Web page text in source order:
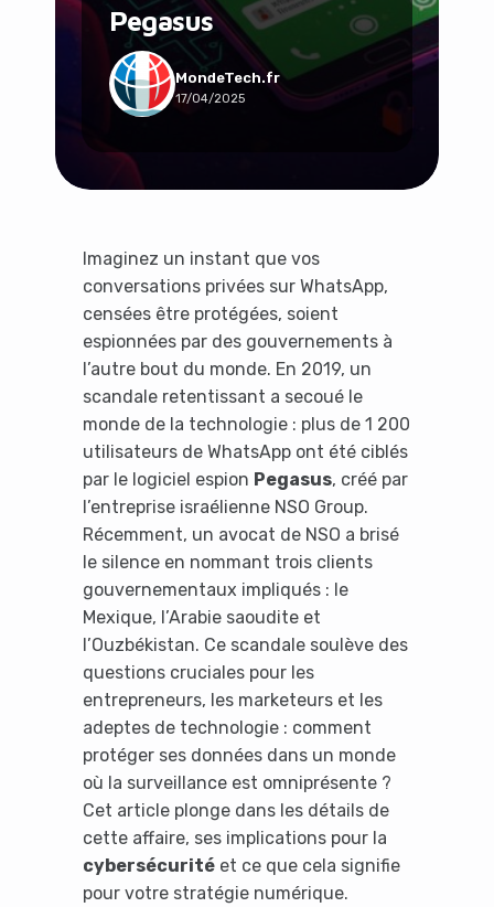
Pegasus
MondeTech.fr
17/04/2025
Imaginez un instant que vos
conversations privées sur WhatsApp,
censées être protégées, soient
espionnées par des gouvernements à
l’autre bout du monde. En 2019, un
scandale retentissant a secoué le
monde de la technologie : plus de 1 200
utilisateurs de WhatsApp ont été ciblés
par le logiciel espion Pegasus, créé par
l’entreprise israélienne NSO Group.
Récemment, un avocat de NSO a brisé
le silence en nommant trois clients
gouvernementaux impliqués : le
Mexique, l’Arabie saoudite et
l’Ouzbékistan. Ce scandale soulève des
questions cruciales pour les
entrepreneurs, les marketeurs et les
adeptes de technologie : comment
protéger ses données dans un monde
où la surveillance est omniprésente ?
Cet article plonge dans les détails de
cette affaire, ses implications pour la
cybersécuritéet ce que cela signifie
pour votre stratégie numérique.
Social & Communauté
Tech & Développement
Travail & Productivité
Voyage